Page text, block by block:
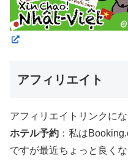
アフィリエイト
アフィリエイトリンクにな
ホテル予約 ：私は
ですが最近ちょっと良く